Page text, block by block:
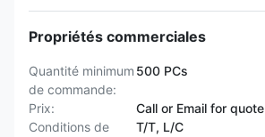
Propriétés commerciales
Quantité minimum
de commande:
500 PCs
Prix:
Call or Email for quote
Conditions de
T/T, L/C